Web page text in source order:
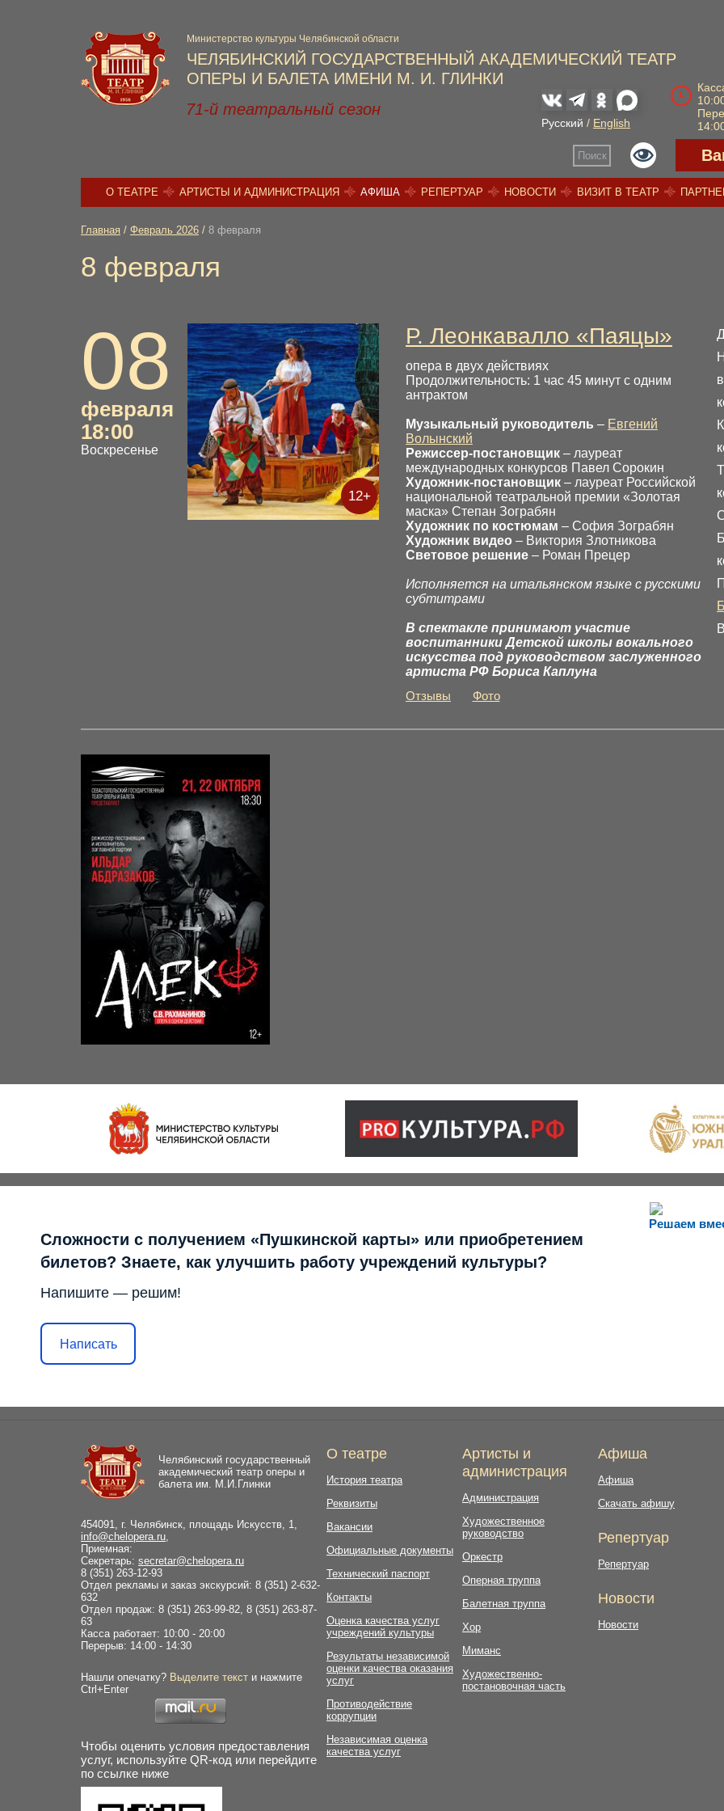
ЧЕЛЯБИНСКИЙ ГОСУДАРСТВЕННЫЙ АКАДЕМИЧЕСКИЙ ТЕАТР
ОПЕРЫ И БАЛЕТА ИМЕНИ М. И. ГЛИНКИ
Министерство культуры Челябинской области
Русский / English
71-й театральный сезон
Поиск
О ТЕАТРЕ АРТИСТЫ И АДМИНИСТРАЦИЯ АФИША РЕПЕРТУАР НОВОСТИ ВИЗИТ В ТЕАТР
Главная / Февраль 2026 / 8 февраля
8 февраля
08
февраля
18:00
Воскресенье
12+
Р. Леонкавалло «Паяцы»
опера в двух действиях
Продолжительность: 1 час 45 минут с одним
антрактом
Музыкальный руководитель – Евгений
Волынский
Режиссер-постановщик – лауреат
международных конкурсов Павел Сорокин
Художник-постановщик – лауреат Российской
национальной театральной премии «Золотая
маска» Степан Зограбян
Художник по костюмам – София Зограбян
Художник видео – Виктория Злотникова
Световое решение – Роман Прецер
Исполняется на итальянском языке с русскими
субтитрами
В спектакле принимают участие
воспитанники Детской школы вокального
искусства под руководством заслуженного
артиста РФ Бориса Каплуна
Отзывы
Фото
Решаем
Сложности с получением «Пушкинской карты» или приобретением
билетов? Знаете, как улучшить работу учреждений культуры?
Напишите — решим!
Написать
Челябинский государственный
академический театр оперы и
балета им. М.И.Глинки
454091, г. Челябинск, площадь Искусств, 1,
info@chelopera.ru,
Приемная:
Секретарь: secretar@chelopera.ru
8 (351) 263-12-93
Отдел рекламы и заказ экскурсий: 8 (351) 2-632-
632
Отдел продаж: 8 (351) 263-99-82, 8 (351) 263-87-
63
Касса работает: 10:00 - 20:00
Перерыв: 14:00 - 14:30
Нашли опечатку? Выделите текст и нажмите
Ctrl+Enter
Чтобы оценить условия предоставления
услуг, используйте QR-код или перейдите
по ссылке ниже
О театре
История театра
Реквизиты
Вакансии
Официальные документы
Технический паспорт
Контакты
Оценка качества услуг
учреждений культуры
Результаты независимой
оценки качества оказания
услуг
Противодействие
коррупции
Независимая оценка
качества услуг
Артисты и
администрация
Администрация
Художественное
руководство
Оркестр
Оперная труппа
Балетная труппа
Хор
Миманс
Художественно-
постановочная часть
Афиша
Афиша
Скачать афишу
Репертуар
Репертуар
Новости
Новости